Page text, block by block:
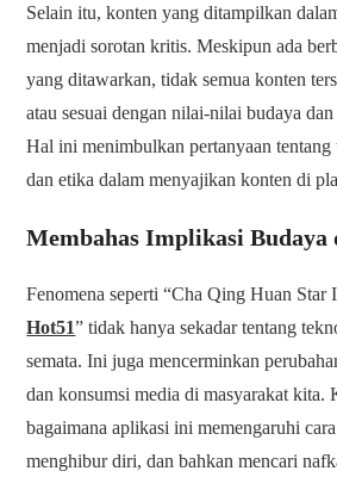
Selain itu, konten yang ditampilkan
menjadi sorotan kritis. Meskipun ada
yang ditawarkan, tidak semua konten
atau sesuai dengan nilai-nilai budaya
Hal ini menimbulkan pertanyaan tentang
dan etika dalam menyajikan konten di
Membahas Implikasi Budaya
Fenomena seperti “Cha Qing Huan Star
Hot51” tidak hanya sekadar tentang
semata. Ini juga mencerminkan
dan konsumsi media di masyarakat kita.
bagaimana aplikasi ini memengaruhi
menghibur diri, dan bahkan mencari